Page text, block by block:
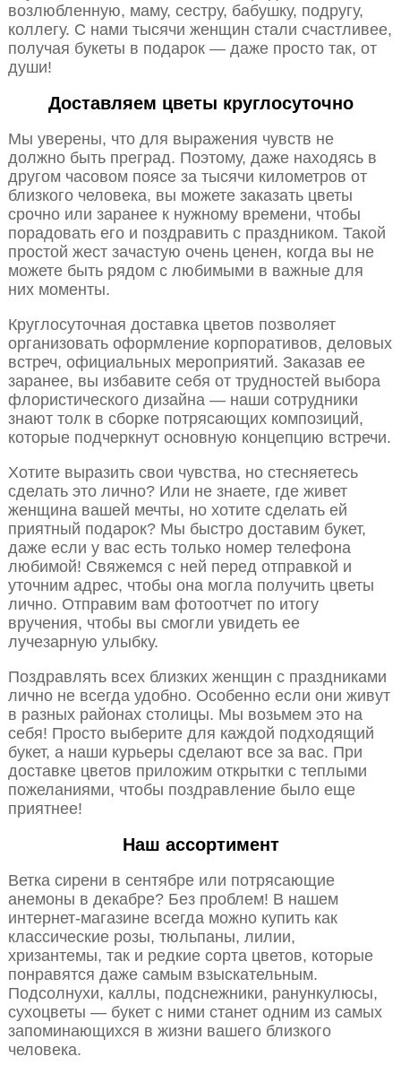
возлюбленную, маму, сестру, бабушку, подругу,
коллегу. С нами тысячи женщин стали счастливее,
получая букеты в подарок — даже просто так, от
души!
Доставляем цветы круглосуточно
Мы уверены, что для выражения чувств не
должно быть преград. Поэтому, даже находясь в
другом часовом поясе за тысячи километров от
близкого человека, вы можете заказать цветы
срочно или заранее к нужному времени, чтобы
порадовать его и поздравить с праздником. Такой
простой жест зачастую очень ценен, когда вы не
можете быть рядом с любимыми в важные для
них моменты.
Круглосуточная доставка цветов позволяет
организовать оформление корпоративов, деловых
встреч, официальных мероприятий. Заказав ее
заранее, вы избавите себя от трудностей выбора
флористического дизайна — наши сотрудники
знают толк в сборке потрясающих композиций,
которые подчеркнут основную концепцию встречи.
Хотите выразить свои чувства, но стесняетесь
сделать это лично? Или не знаете, где живет
женщина вашей мечты, но хотите сделать ей
приятный подарок? Мы быстро доставим букет,
даже если у вас есть только номер телефона
любимой! Свяжемся с ней перед отправкой и
уточним адрес, чтобы она могла получить цветы
лично. Отправим вам фотоотчет по итогу
вручения, чтобы вы смогли увидеть ее
лучезарную улыбку.
Поздравлять всех близких женщин с праздниками
лично не всегда удобно. Особенно если они живут
в разных районах столицы. Мы возьмем это на
себя! Просто выберите для каждой подходящий
букет, а наши курьеры сделают все за вас. При
доставке цветов приложим открытки с теплыми
пожеланиями, чтобы поздравление было еще
приятнее!
Наш ассортимент
Ветка сирени в сентябре или потрясающие
анемоны в декабре? Без проблем! В нашем
интернет-магазине всегда можно купить как
классические розы, тюльпаны, лилии,
хризантемы, так и редкие сорта цветов, которые
понравятся даже самым взыскательным.
Подсолнухи, каллы, подснежники, ранункулюсы,
сухоцветы — букет с ними станет одним из самых
запоминающихся в жизни вашего близкого
человека.